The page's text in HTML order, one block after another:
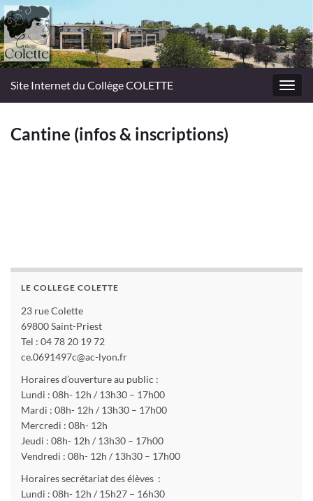
Site Internet du Collège COLETTE
Cantine (infos & inscriptions)
LE COLLEGE COLETTE
23 rue Colette
69800 Saint-Priest
Tel : 04 78 20 19 72
ce.0691497c@ac-lyon.fr
Horaires d’ouverture au public :
Lundi : 08h- 12h / 13h30 – 17h00
Mardi : 08h- 12h / 13h30 – 17h00
Mercredi : 08h- 12h
Jeudi : 08h- 12h / 13h30 – 17h00
Vendredi : 08h- 12h / 13h30 – 17h00
Horaires secrétariat des élèves :
Lundi : 08h- 12h / 15h27 – 16h30